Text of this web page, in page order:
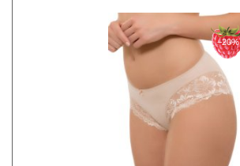
−20%